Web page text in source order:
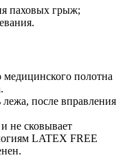
паховых грыж;
медицинского полотна
лежа, после вправления
не сковывает
LATEX FREE